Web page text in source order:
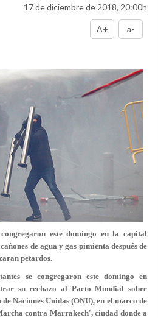
17 de diciembre de 2018, 20:00h
A+ a-
este domingo en la capital
de agua y gas pimienta después de
petardos.
se congregaron este domingo en
su rechazo al Pacto Mundial sobre
Naciones Unidas (ONU), en el marco de
contra Marrakech', ciudad donde a